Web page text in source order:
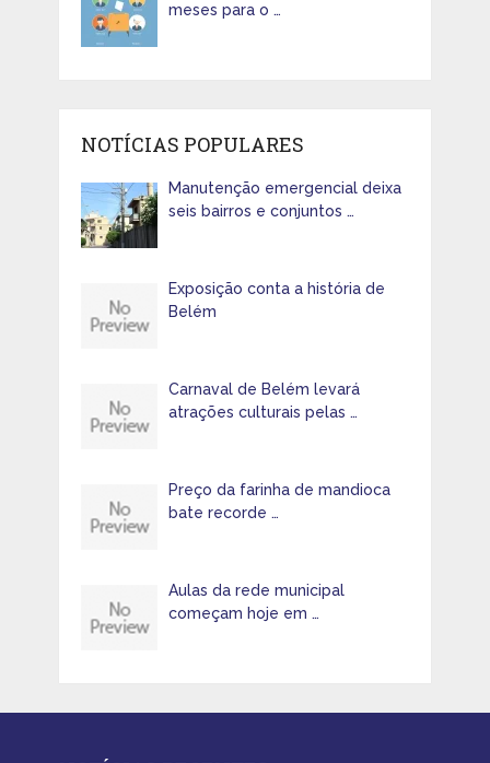
meses para o …
NOTÍCIAS POPULARES
Manutenção emergencial deixa
seis bairros e conjuntos …
Exposição conta a história de
Belém
Carnaval de Belém levará
atrações culturais pelas …
Preço da farinha de mandioca
bate recorde …
Aulas da rede municipal
começam hoje em …